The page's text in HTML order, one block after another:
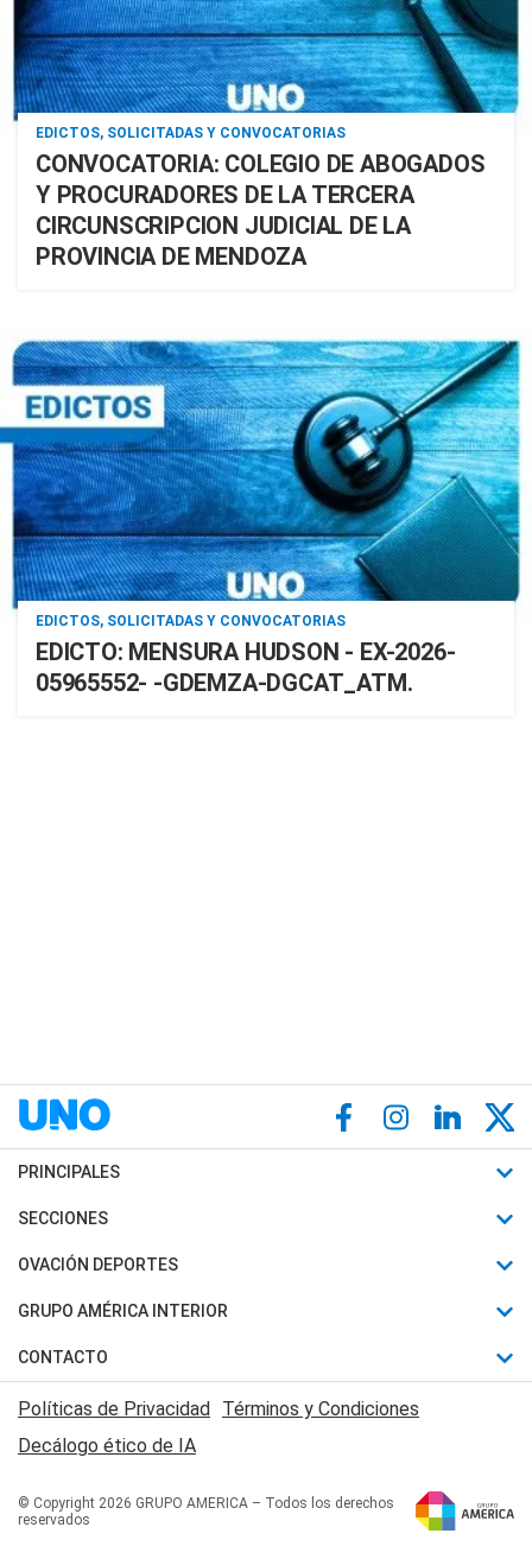
EDICTOS, SOLICITADAS Y CONVOCATORIAS
CONVOCATORIA: COLEGIO DE ABOGADOS
Y PROCURADORES DE LA TERCERA
CIRCUNSCRIPCION JUDICIAL DE LA
PROVINCIA DE MENDOZA
EDICTOS, SOLICITADAS Y CONVOCATORIAS
EDICTO: MENSURA HUDSON - EX-2026-
05965552- -GDEMZA-DGCAT_ATM.
PRINCIPALES
Últimas Noticias
Política
Judiciales
Economia
SECCIONES
Horóscopo
Motores
Trucos caseros
Series y Películas
Edictos y Solicitadas
OVACIÓN DEPORTES
Fútbol
Mundial
Automovilismo
Rugby
Básquet
GRUPO AMÉRICA INTERIOR
Canal 7 en Vivo
San Juan 8
CONTACTO
Acerca de Nosotros
Contactanos
Políticas de Privacidad Términos y Condiciones
Decálogo ético de IA
© Copyright 2026 GRUPO AMERICA – Todos los derechos
reservados